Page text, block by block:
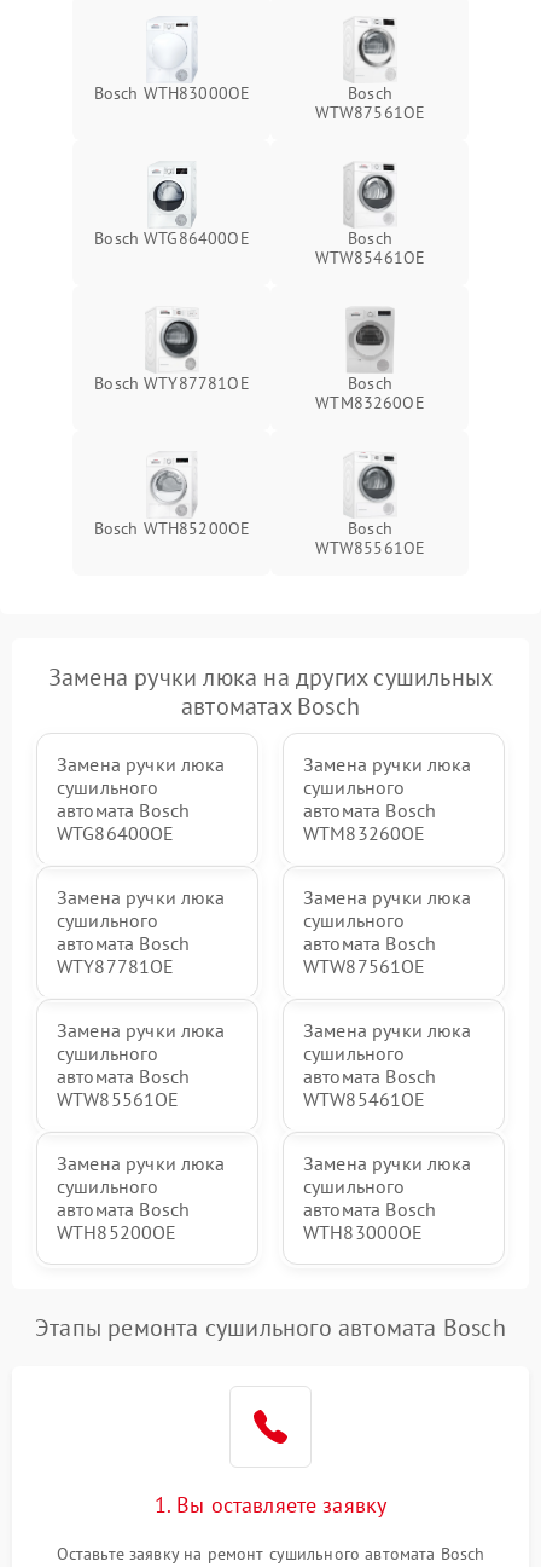
Bosch WTH83000OE
Bosch
WTW87561OE
Bosch WTG86400OE
Bosch
WTW85461OE
Bosch WTY87781OE
Bosch
WTM83260OE
Bosch WTH85200OE
Bosch
WTW85561OE
Замена ручки люка на других сушильных
автоматах Bosch
Замена ручки люка
сушильного
автомата Bosch
WTG86400OE
Замена ручки люка
сушильного
автомата Bosch
WTM83260OE
Замена ручки люка
сушильного
автомата Bosch
WTY87781OE
Замена ручки люка
сушильного
автомата Bosch
WTW87561OE
Замена ручки люка
сушильного
автомата Bosch
WTW85561OE
Замена ручки люка
сушильного
автомата Bosch
WTW85461OE
Замена ручки люка
сушильного
автомата Bosch
WTH85200OE
Замена ручки люка
сушильного
автомата Bosch
WTH83000OE
Этапы ремонта сушильного автомата Bosch
1. Вы оставляете заявку
Оставьте заявку на ремонт сушильного автомата Bosch